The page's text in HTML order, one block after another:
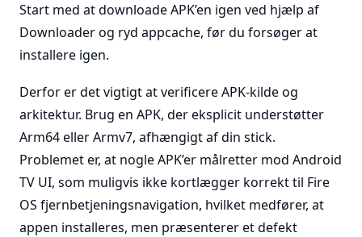
Start med at downloade APK’en igen ved hjælp af
Downloader og ryd appcache, før du forsøger at
installere igen.
Derfor er det vigtigt at verificere APK-kilde og
arkitektur. Brug en APK, der eksplicit understøtter
Arm64 eller Armv7, afhængigt af din stick.
Problemet er, at nogle APK’er målretter mod Android
TV UI, som muligvis ikke kortlægger korrekt til Fire
OS fjernbetjeningsnavigation, hvilket medfører, at
appen installeres, men præsenterer et defekt